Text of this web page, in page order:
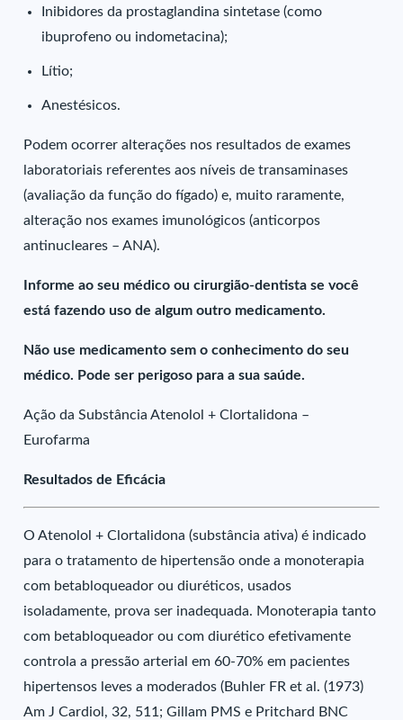
Inibidores da prostaglandina sintetase (como
ibuprofeno ou indometacina);
Lítio;
Anestésicos.
Podem ocorrer alterações nos resultados de exames
laboratoriais referentes aos níveis de transaminases
(avaliação da função do fígado) e, muito raramente,
alteração nos exames imunológicos (anticorpos
antinucleares – ANA).
Informe ao seu médico ou cirurgião-dentista se você
está fazendo uso de algum outro medicamento.
Não use medicamento sem o conhecimento do seu
médico. Pode ser perigoso para a sua saúde.
Ação da Substância Atenolol + Clortalidona –
Eurofarma
Resultados de Eficácia
O Atenolol + Clortalidona (substância ativa) é indicado
para o tratamento de hipertensão onde a monoterapia
com betabloqueador ou diuréticos, usados
isoladamente, prova ser inadequada. Monoterapia tanto
com betabloqueador ou com diurético efetivamente
controla a pressão arterial em 60-70% em pacientes
hipertensos leves a moderados (Buhler FR et al. (1973)
Am J Cardiol, 32, 511; Gillam PMS e Pritchard BNC